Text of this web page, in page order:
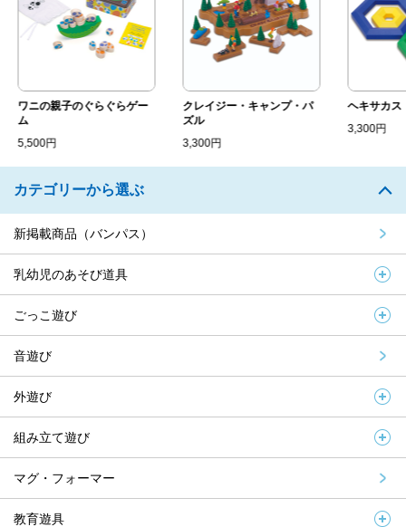
ワニの親子のぐらぐらゲー
ム
5,500円
クレイジー・キャンプ・パ
ズル
3,300円
ヘキサカス
3,300円
カテゴリーから選ぶ
新掲載商品（バンパス）
乳幼児のあそび道具
ごっこ遊び
音遊び
外遊び
組み立て遊び
マグ・フォーマー
教育遊具